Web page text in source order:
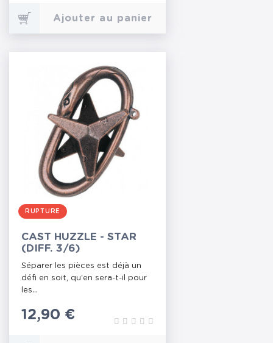
Ajouter au panier
RUPTURE
CAST HUZZLE - STAR
(DIFF. 3/6)
Séparer les pièces est déjà un
défi en soit, qu'en sera-t-il pour
les...
Prix
12,90 €